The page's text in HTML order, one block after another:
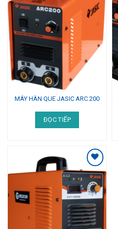
Wishlist
MÁY HÀN QUE JASIC ARC 200
ĐỌC TIẾP
Add to
Wishlist